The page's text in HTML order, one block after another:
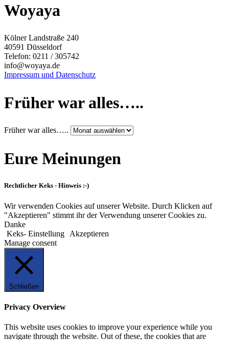
Woyaya
Kölner Landstraße 240
40591 Düsseldorf
Telefon: 0211 / 305742
info@woyaya.de
Impressum und Datenschutz
Früher war alles…..
Früher war alles…..
Eure Meinungen
Rechtlicher Keks - Hinweis :-)
Wir verwenden Cookies auf unserer Website. Durch Klicken auf
"Akzeptieren" stimmt ihr der Verwendung unserer Cookies zu.
Danke
Keks- Einstellung
Akzeptieren
Manage consent
Schließen
Privacy Overview
This website uses cookies to improve your experience while you
navigate through the website. Out of these, the cookies that are